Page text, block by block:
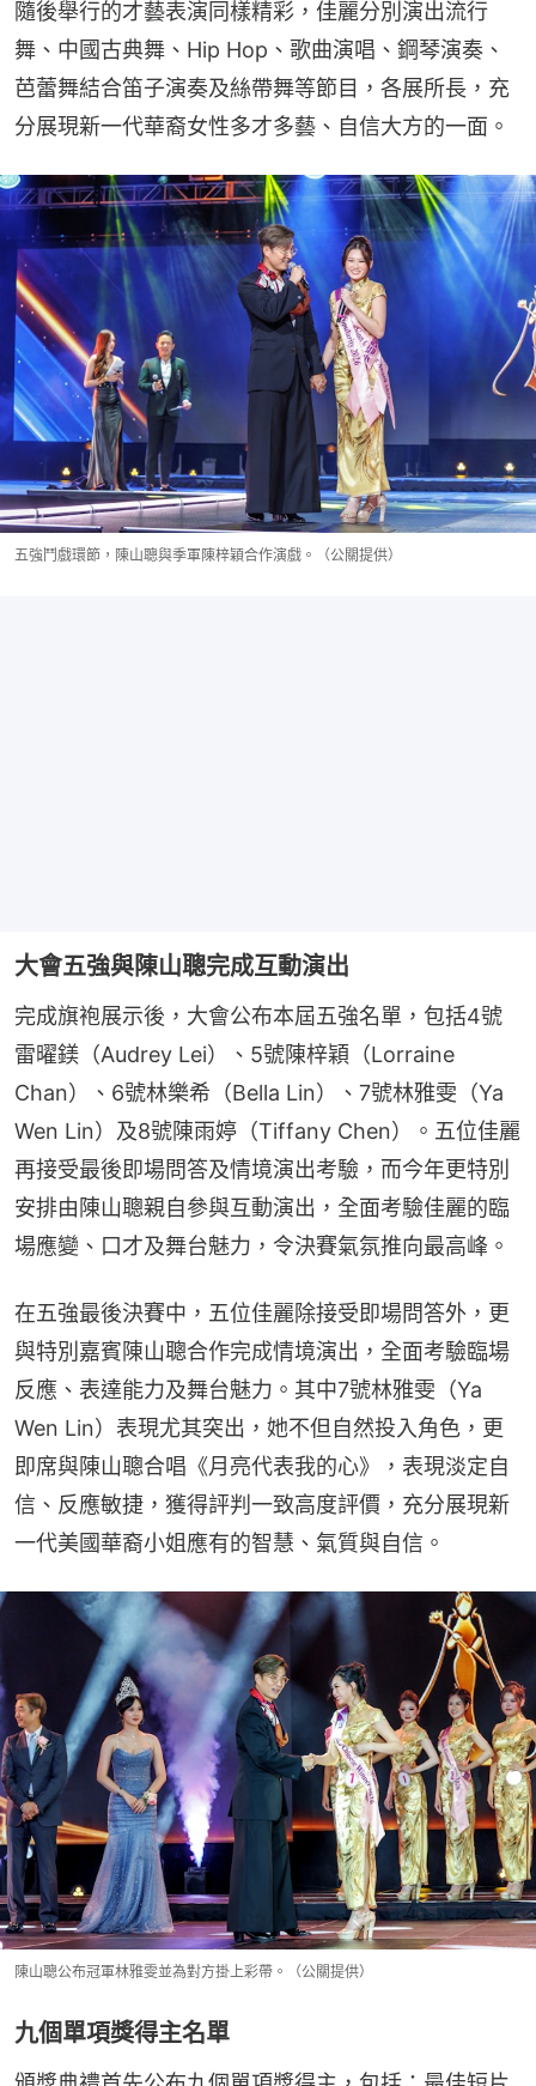
隨後舉行的才藝表演同樣精彩，佳麗分別演出流行
舞、中國古典舞、Hip Hop、歌曲演唱、鋼琴演奏、
芭蕾舞結合笛子演奏及絲帶舞等節目，各展所長，充
分展現新一代華裔女性多才多藝、自信大方的一面。
五強鬥戲環節，陳山聰與季軍陳梓穎合作演戲。（公關提供）
大會五強與陳山聰完成互動演出
完成旗袍展示後，大會公布本屆五強名單，包括4號
雷曜鎂（Audrey Lei）、5號陳梓穎（Lorraine
Chan）、6號林樂希（Bella Lin）、7號林雅雯（Ya
Wen Lin）及8號陳雨婷（Tiffany Chen）。五位佳麗
再接受最後即場問答及情境演出考驗，而今年更特別
安排由陳山聰親自參與互動演出，全面考驗佳麗的臨
場應變、口才及舞台魅力，令決賽氣氛推向最高峰。
在五強最後決賽中，五位佳麗除接受即場問答外，更
與特別嘉賓陳山聰合作完成情境演出，全面考驗臨場
反應、表達能力及舞台魅力。其中7號林雅雯（Ya
Wen Lin）表現尤其突出，她不但自然投入角色，更
即席與陳山聰合唱《月亮代表我的心》，表現淡定自
信、反應敏捷，獲得評判一致高度評價，充分展現新
一代美國華裔小姐應有的智慧、氣質與自信。
陳山聰公布冠軍林雅雯並為對方掛上彩帶。（公關提供）
九個單項獎得主名單